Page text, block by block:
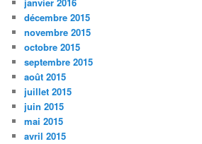
décembre 2015
novembre 2015
octobre 2015
septembre 2015
août 2015
juillet 2015
juin 2015
mai 2015
avril 2015